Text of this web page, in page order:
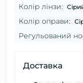
Колір лінзи:
Колір оправи:
Регульований
Доставка